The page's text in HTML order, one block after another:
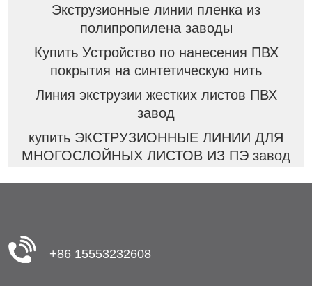
Экструзионные линии пленка из
полипропилена заводы
Купить Устройство по нанесения ПВХ
покрытия на синтетическую нить
Линия экструзии жестких листов ПВХ
завод
купить ЭКСТРУЗИОННЫЕ ЛИНИИ ДЛЯ
МНОГОСЛОЙНЫХ ЛИСТОВ ИЗ ПЭ завод
+86 15553232608